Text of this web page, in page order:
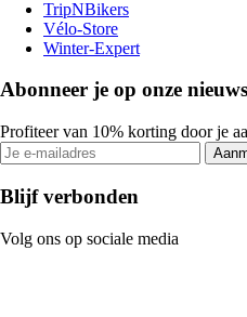
TripNBikers
Vélo-Store
Winter-Expert
Abonneer je op onze
Profiteer van 10% korting door je
Blijf verbonden
Volg ons op sociale media